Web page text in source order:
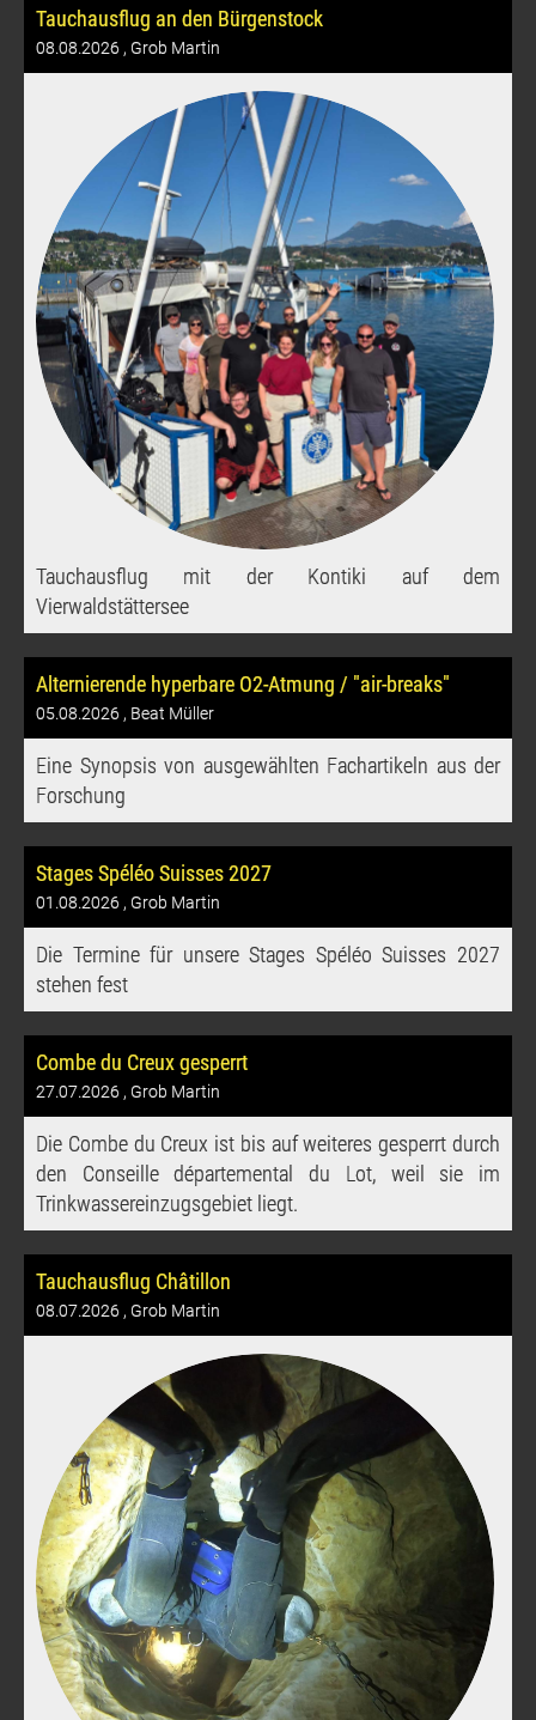
Tauchausflug an den Bürgenstock
08.08.2026 , Grob Martin
Tauchausflug mit der Kontiki auf dem
Vierwaldstättersee
Alternierende hyperbare O2-Atmung / "air-breaks"
05.08.2026 , Beat Müller
Eine Synopsis von ausgewählten Fachartikeln aus der
Forschung
Stages Spéléo Suisses 2027
01.08.2026 , Grob Martin
Die Termine für unsere Stages Spéléo Suisses 2027
stehen fest
Combe du Creux gesperrt
27.07.2026 , Grob Martin
Die Combe du Creux ist bis auf weiteres gesperrt durch
den Conseille départemental du Lot, weil sie im
Trinkwassereinzugsgebiet liegt.
Tauchausflug Châtillon
08.07.2026 , Grob Martin